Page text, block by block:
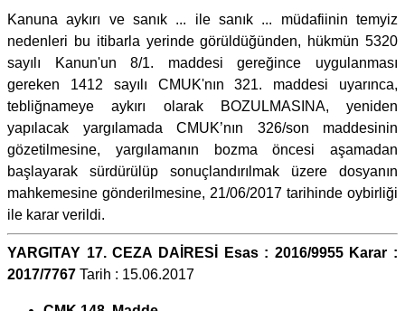
Kanuna aykırı ve sanık ... ile sanık ... müdafiinin temyiz
nedenleri bu itibarla yerinde görüldüğünden, hükmün 5320
sayılı Kanun'un 8/1. maddesi gereğince uygulanması
gereken 1412 sayılı CMUK'nın 321. maddesi uyarınca,
tebliğnameye aykırı olarak BOZULMASINA, yeniden
yapılacak yargılamada CMUK’nın 326/son maddesinin
gözetilmesine, yargılamanın bozma öncesi aşamadan
başlayarak sürdürülüp sonuçlandırılmak üzere dosyanın
mahkemesine gönderilmesine, 21/06/2017 tarihinde oybirliği
ile karar verildi.
YARGITAY 17. CEZA DAİRESİ Esas : 2016/9955 Karar :
2017/7767 Tarih : 15.06.2017